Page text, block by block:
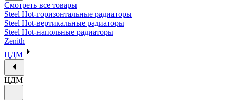
Смотреть все товары
Steel Hot-горизонтальные радиаторы
Steel Hot-вертикальные радиаторы
Steel Hot-напольные радиаторы
Zenith
ЦДМ
ЦДМ